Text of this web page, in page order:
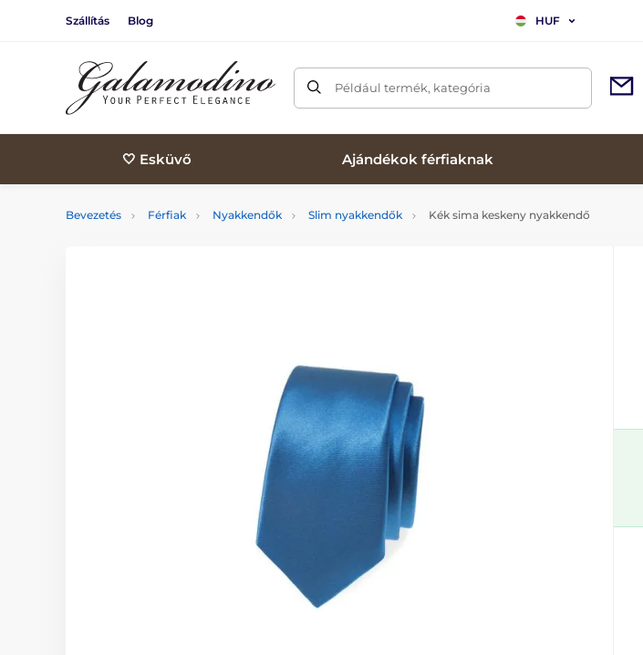
Szállítás Blog HUF
Például termék, kategória
🤍 Esküvő Ajándékok férfiaknak
Bevezetés Férfiak Nyakkendők Slim nyakkendők Kék sima keskeny nyakkendő